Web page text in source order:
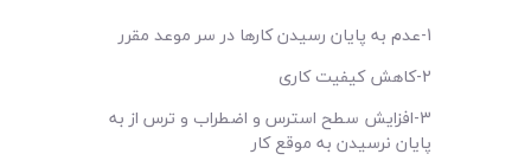
1-عدم به پایان رسیدن کارها در سر موعد مقرر
2-کاهش کیفیت کاری
3-افزایش سطح استرس و اضطراب و ترس از به
پایان نرسیدن به موقع کار